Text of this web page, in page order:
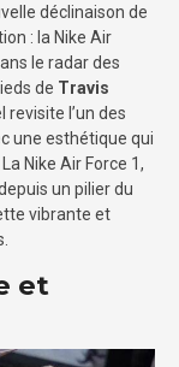
déclinaison de
: la Nike Air
le radar des
de Travis
l’un des
une esthétique qui
Nike Air Force 1,
un pilier du
vibrante et
et